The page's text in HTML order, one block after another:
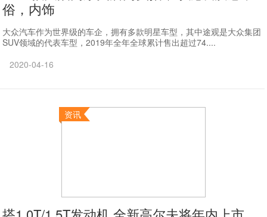
俗，内饰
大众汽车作为世界级的车企，拥有多款明星车型，其中途观是大众集团
SUV领域的代表车型，2019年全年全球累计售出超过74....
2020-04-16
资讯